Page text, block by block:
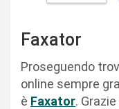
Faxator
Proseguendo
online sempre
è Faxator.